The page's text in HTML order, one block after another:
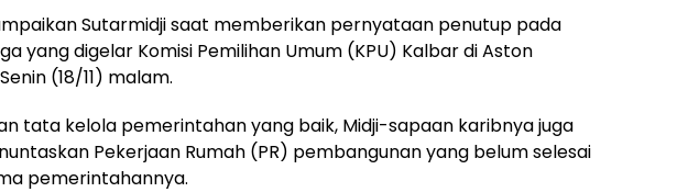
Sutarmidji saat memberikan pernyataan penutup pada
yang digelar Komisi Pemilihan Umum (KPU) Kalbar di Aston
(18/11) malam.
tata kelola pemerintahan yang baik, Midji-sapaan karibnya juga
Pekerjaan Rumah (PR) pembangunan yang belum selesai
pemerintahannya.